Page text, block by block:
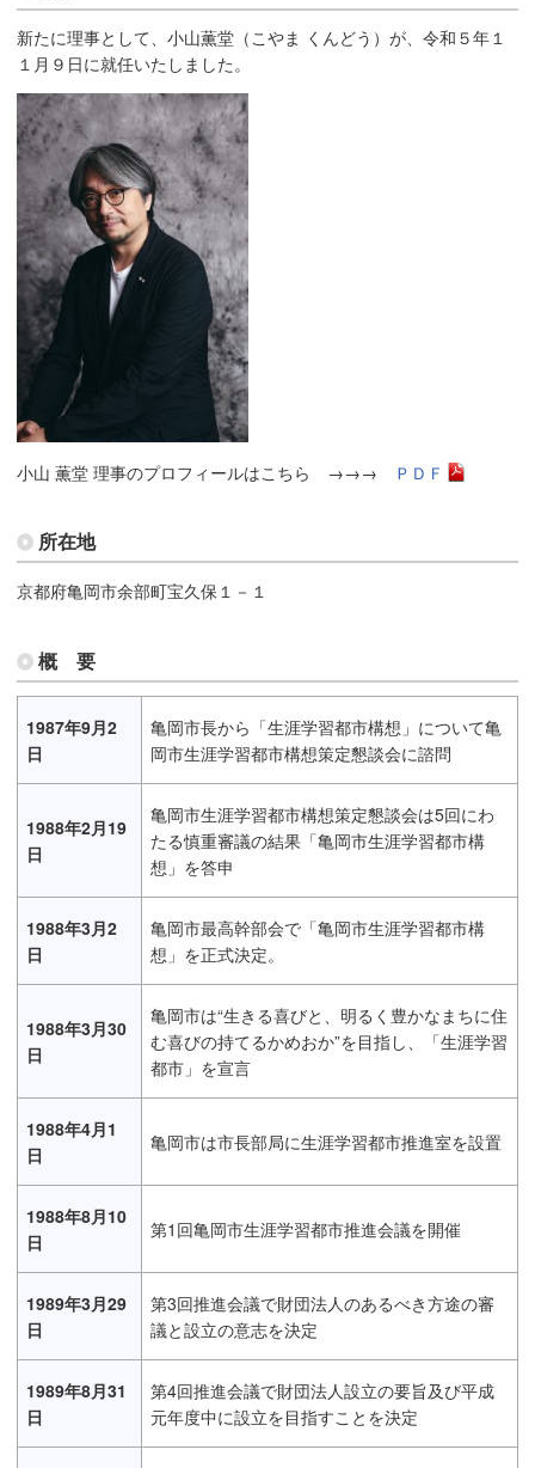
新たに理事として、小山薫堂（こやま くんどう）が、令和５年１
１月９日に就任いたしました。
小山 薫堂 理事のプロフィールはこちら →→→ ＰＤＦ
所在地
京都府亀岡市余部町宝久保１－１
概 要
1987年9月2
日
亀岡市長から「生涯学習都市構想」について亀
岡市生涯学習都市構想策定懇談会に諮問
1988年2月19
日
亀岡市生涯学習都市構想策定懇談会は5回にわ
たる慎重審議の結果「亀岡市生涯学習都市構
想」を答申
1988年3月2
日
亀岡市最高幹部会で「亀岡市生涯学習都市構
想」を正式決定。
1988年3月30
日
亀岡市は“生きる喜びと、明るく豊かなまちに住
む喜びの持てるかめおか”を目指し、「生涯学習
都市」を宣言
1988年4月1
日
亀岡市は市長部局に生涯学習都市推進室を設置
1988年8月10
日
第1回亀岡市生涯学習都市推進会議を開催
1989年3月29
日
第3回推進会議で財団法人のあるべき方途の審
議と設立の意志を決定
1989年8月31
日
第4回推進会議で財団法人設立の要旨及び平成
元年度中に設立を目指すことを決定